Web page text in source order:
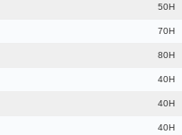
50H
70H
80H
40H
40H
40H